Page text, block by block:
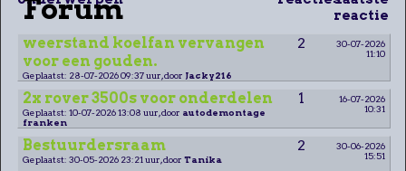
Forum
reactie
weerstand koelfan vervangen
voor een gouden.
2
30-07-2026
11:10
Geplaatst: 28-07-2026 09:37 uur, door Jacky216
2x rover 3500s voor onderdelen 1
16-07-2026
10:31
Geplaatst: 10-07-2026 13:08 uur, door autodemontage
franken
Bestuurdersraam 2
30-06-2026
15:51
Geplaatst: 30-05-2026 23:21 uur, door Tanika